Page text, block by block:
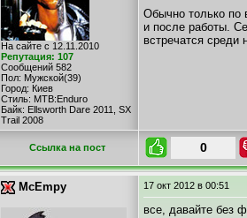
На сайте с 12.11.2010
Репутация: 107
Сообщений 582
Пол: Мужской(39)
Город: Киев
Стиль: MTB:Enduro
Байк: Ellsworth Dare 2011, SX
Trail 2008
Обычно только по
и после работы.
встречатся
Cсылка на пост 0
McEmpy 17 окт 2012 в 00:51
все, давайте без